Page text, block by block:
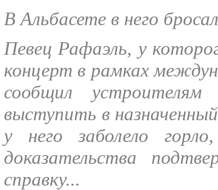
В Альбасете в него
Певец Рафаэль, у
концерт в рамках
сообщил
выступить в
у него заболело
доказательства
справку...